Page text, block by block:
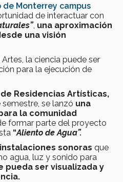
de Monterrey campus
de interactuar con
, una aproximación
una visión
la ciencia puede ser
para la ejecución de
Residencias Artísticas,
se lanzó una
la comunidad
formar parte del proyecto
“Aliento de Agua”.
sonoras que
agua, luz y sonido para
pueda ser visualizada y